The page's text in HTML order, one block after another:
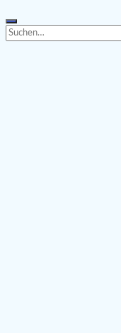
Search
for:
Search